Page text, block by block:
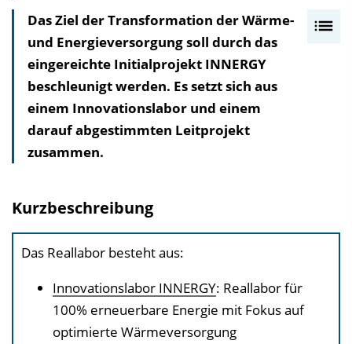
z
Das Ziel der Transformation der Wärme-
und Energieversorgung soll durch das
eingereichte Initialprojekt INNERGY
beschleunigt werden. Es setzt sich aus
einem Innovationslabor und einem
darauf abgestimmten Leitprojekt
zusammen.
Kurzbeschreibung
Das Reallabor besteht aus:
Innovationslabor INNERGY: Reallabor für
100% erneuerbare Energie mit Fokus auf
optimierte Wärmeversorgung